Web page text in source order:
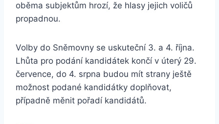
oběma subjektům hrozí, že hlasy jejich voličů
propadnou.
Volby do Sněmovny se uskuteční 3. a 4. října.
Lhůta pro podání kandidátek končí v úterý 29.
července, do 4. srpna budou mít strany ještě
možnost podané kandidátky doplňovat,
případně měnit pořadí kandidátů.